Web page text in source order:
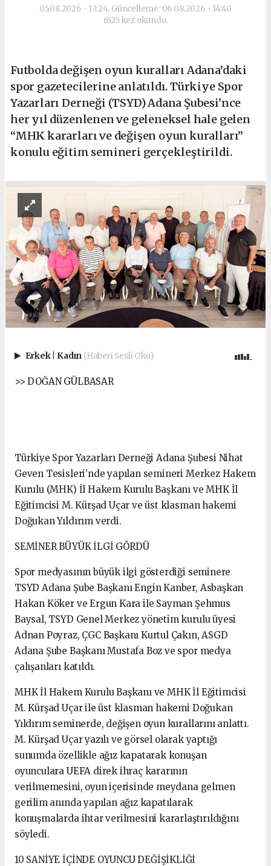
05.08.2026 - 13:24, Güncelleme: 06.08.2026 - 14:40
6525 kez okundu.
Futbolda değişen oyun kuralları Adana’daki
spor gazetecilerine anlatıldı. Türkiye Spor
Yazarları Derneği (TSYD) Adana Şubesi’nce
her yıl düzenlenen ve geleneksel hale gelen
“MHK kararları ve değişen oyun kuralları”
konulu eğitim semineri gerçekleştirildi.
Erkek Kadın (Haberi Sesli Oku)
>> DOĞAN GÜLBASAR
Türkiye Spor Yazarları Derneği Adana Şubesi Nihat
Geven Tesisleri’nde yapılan semineri Merkez Hakem
Kurulu (MHK) İl Hakem Kurulu Başkanı ve MHK İl
Eğitimcisi M. Kürşad Uçar ve üst klasman hakemi
Doğukan Yıldırım verdi.
SEMİNER BÜYÜK İLGİ GÖRDÜ
Spor medyasının büyük ilgi gösterdiği seminere
TSYD Adana Şube Başkanı Engin Kanber, Asbaşkan
Hakan Köker ve Ergun Kara ile Sayman Şehmus
Baysal, TSYD Genel Merkez yönetim kurulu üyesi
Adnan Poyraz, ÇGC Başkanı Kurtul Çakın, ASGD
Adana Şube Başkanı Mustafa Boz ve spor medya
çalışanları katıldı.
MHK İl Hakem Kurulu Başkanı ve MHK İl Eğitimcisi
M. Kürşad Uçar ile üst klasman hakemi Doğukan
Yıldırım seminerde, değişen oyun kurallarını anlattı.
M. Kürşad Uçar yazılı ve görsel olarak yaptığı
sunumda özellikle ağız kapatarak konuşan
oyunculara UEFA direk ihraç kararının
verilmemesini, oyun içerisinde meydana gelmen
gerilim anında yapılan ağız kapatılarak
konuşmalarda ihtar verilmesini kararlaştırıldığını
söyledi.
10 SANİYE İÇİNDE OYUNCU DEĞİŞİKLİĞİ